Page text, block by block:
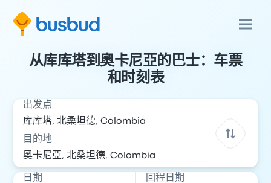
从库库塔到奧卡尼亞的巴士：车票
和时刻表
出发点
目的地
日期 回程日期